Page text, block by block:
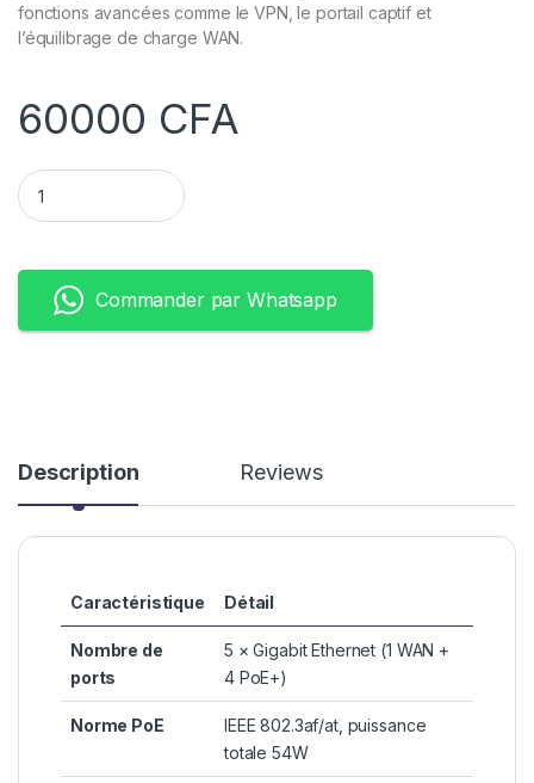
fonctions avancées comme le VPN, le portail captif et
l’équilibrage de charge WAN.
60000 CFA
Ruijie RG-EG105G-P V2 Reyee Cloud Managed PoE Router
Commander par Whatsapp
Description Reviews
Caractéristique Détail
Nombre de
ports
5 × Gigabit Ethernet (1 WAN +
4 PoE+)
Norme PoE
IEEE 802.3af/at, puissance
totale 54W